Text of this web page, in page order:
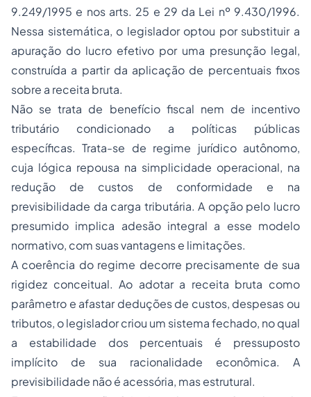
9.249/1995 e nos arts. 25 e 29 da Lei nº 9.430/1996.
Nessa sistemática, o legislador optou por substituir a
apuração do lucro efetivo por uma presunção legal,
construída a partir da aplicação de percentuais fixos
sobre a receita bruta.
Não se trata de benefício fiscal nem de incentivo
tributário condicionado a políticas públicas
específicas. Trata-se de regime jurídico autônomo,
cuja lógica repousa na simplicidade operacional, na
redução de custos de conformidade e na
previsibilidade da carga tributária. A opção pelo lucro
presumido implica adesão integral a esse modelo
normativo, com suas vantagens e limitações.
A coerência do regime decorre precisamente de sua
rigidez conceitual. Ao adotar a receita bruta como
parâmetro e afastar deduções de custos, despesas ou
tributos, o legislador criou um sistema fechado, no qual
a estabilidade dos percentuais é pressuposto
implícito de sua racionalidade econômica. A
previsibilidade não é acessória, mas estrutural.